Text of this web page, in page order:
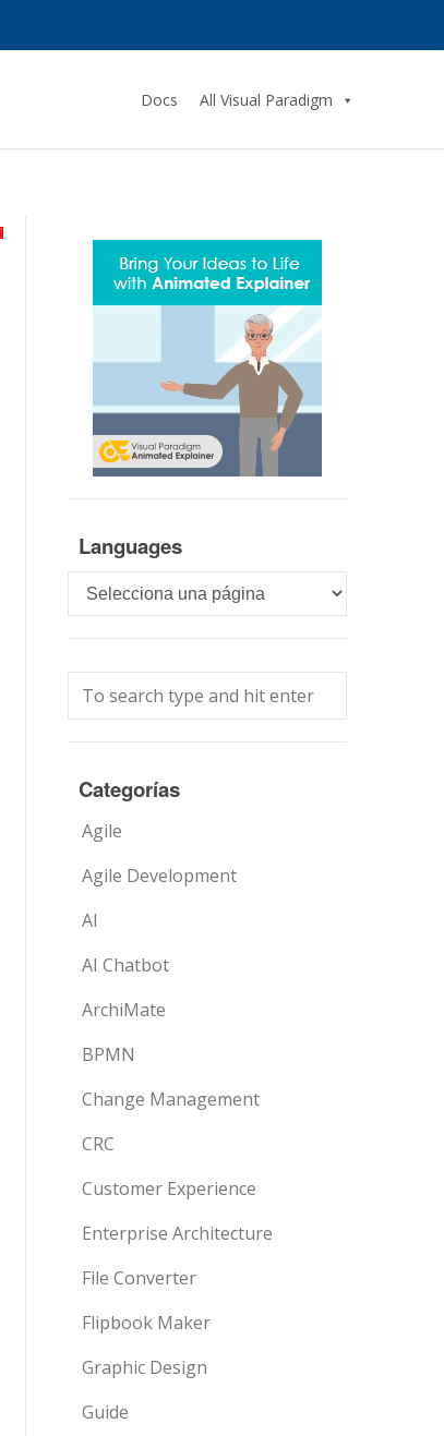
Docs All Visual Paradigm
Languages
Languages
Categorías
Agile
Agile Development
AI
AI Chatbot
ArchiMate
BPMN
Change Management
CRC
Customer Experience
Enterprise Architecture
File Converter
Flipbook Maker
Graphic Design
Guide